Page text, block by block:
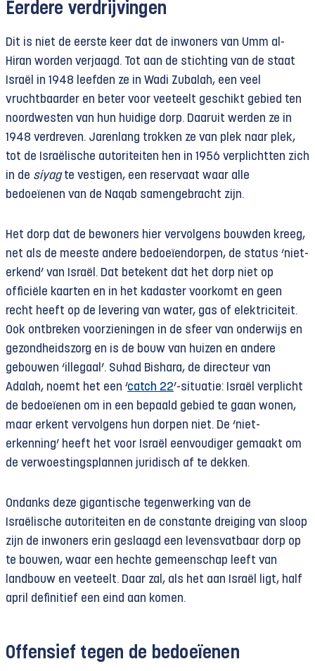
Eerdere verdrijvingen
Dit is niet de eerste keer dat de inwoners van Umm al-
Hiran worden verjaagd. Tot aan de stichting van de staat
Israël in 1948 leefden ze in Wadi Zubalah, een veel
vruchtbaarder en beter voor veeteelt geschikt gebied ten
noordwesten van hun huidige dorp. Daaruit werden ze in
1948 verdreven. Jarenlang trokken ze van plek naar plek,
tot de Israëlische autoriteiten hen in 1956 verplichtten zich
in de siyagte vestigen, een reservaat waar alle
bedoeïenen van de Naqab samengebracht zijn.
Het dorp dat de bewoners hier vervolgens bouwden kreeg,
net als de meeste andere bedoeïendorpen, de status ‘niet-
erkend’ van Israël. Dat betekent dat het dorp niet op
officiële kaarten en in het kadaster voorkomt en geen
recht heeft op de levering van water, gas of elektriciteit.
Ook ontbreken voorzieningen in de sfeer van onderwijs en
gezondheidszorg en is de bouw van huizen en andere
gebouwen ‘illegaal’. Suhad Bishara, de directeur van
Adalah, noemt het een ‘catch 22’-situatie: Israël verplicht
de bedoeïenen om in een bepaald gebied te gaan wonen,
maar erkent vervolgens hun dorpen niet. De ‘niet-
erkenning’ heeft het voor Israël eenvoudiger gemaakt om
de verwoestingsplannen juridisch af te dekken.
Ondanks deze gigantische tegenwerking van de
Israëlische autoriteiten en de constante dreiging van sloop
zijn de inwoners erin geslaagd een levensvatbaar dorp op
te bouwen, waar een hechte gemeenschap leeft van
landbouw en veeteelt. Daar zal, als het aan Israël ligt, half
april definitief een eind aan komen.
Offensief tegen de bedoeïenen